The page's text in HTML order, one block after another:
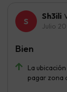
Sh3ili
Julio
La
pagar zona
Bien